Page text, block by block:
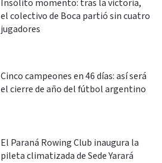
Insólito momento: tras la victoria,
el colectivo de Boca partió sin cuatro
jugadores
Cinco campeones en 46 días: así será
el cierre de año del fútbol argentino
El Paraná Rowing Club inaugura la
pileta climatizada de Sede Yarará